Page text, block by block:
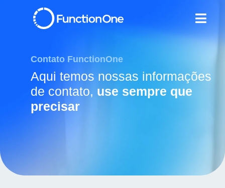
Contato FunctionOne
Aqui temos nossas informações
de contato, use sempre que
precisar